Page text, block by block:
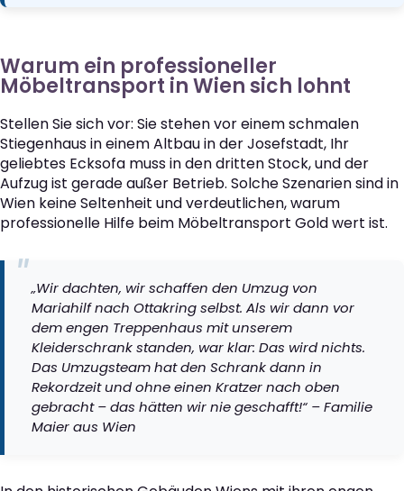
Warum ein professioneller
Möbeltransport in Wien sich lohnt
Stellen Sie sich vor: Sie stehen vor einem schmalen
Stiegenhaus in einem Altbau in der Josefstadt, Ihr
geliebtes Ecksofa muss in den dritten Stock, und der
Aufzug ist gerade außer Betrieb. Solche Szenarien sind in
Wien keine Seltenheit und verdeutlichen, warum
professionelle Hilfe beim Möbeltransport Gold wert ist.
„Wir dachten, wir schaffen den Umzug von
Mariahilf nach Ottakring selbst. Als wir dann vor
dem engen Treppenhaus mit unserem
Kleiderschrank standen, war klar: Das wird nichts.
Das Umzugsteam hat den Schrank dann in
Rekordzeit und ohne einen Kratzer nach oben
gebracht – das hätten wir nie geschafft!“ – Familie
Maier aus Wien